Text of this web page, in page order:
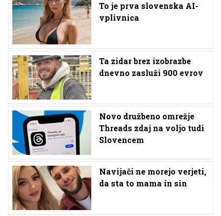
To je prva slovenska AI-
vplivnica
Ta zidar brez izobrazbe
dnevno zasluži 900 evrov
Novo družbeno omrežje
Threads zdaj na voljo tudi
Slovencem
Navijači ne morejo verjeti,
da sta to mama in sin